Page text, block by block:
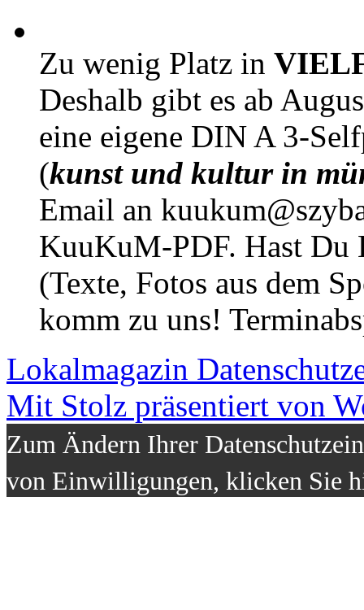
Zu wenig Platz in
Deshalb gibt es ab
eine eigene DIN A 3-
(kunst und kultur in
Email an
KuuKuM-PDF. Hast Du
(Texte, Fotos aus dem
komm zu uns!
Lokalmagazin
Mit Stolz präsentiert von
Zum Ändern Ihrer
von Einwilligungen, klicken Sie